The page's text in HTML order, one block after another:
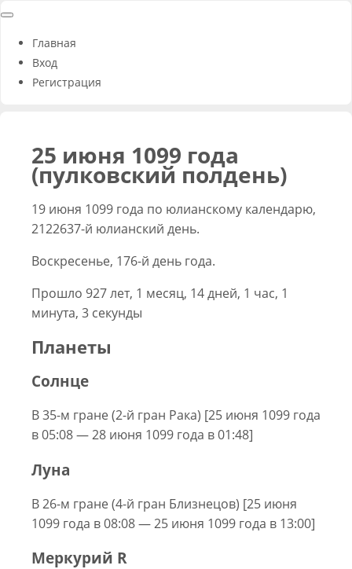
Главная
Вход
Регистрация
25 июня 1099 года
(пулковский полдень)
19 июня 1099 года по юлианскому календарю,
2122637-й юлианский день.
Воскресенье, 176-й день года.
Прошло 927 лет, 1 месяц, 14 дней, 1 час, 1
минута, 3 секунды
Планеты
Солнце
В 35-м гране (2-й гран Рака) [25 июня 1099 года
в 05:08 — 28 июня 1099 года в 01:48]
Луна
В 26-м гране (4-й гран Близнецов) [25 июня
1099 года в 08:08 — 25 июня 1099 года в 13:00]
Меркурий R